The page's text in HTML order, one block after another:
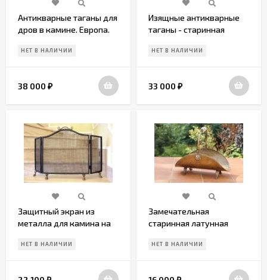
Антикварные таганы для
дров в камине. Европа.
НЕТ В НАЛИЧИИ
38 000 ₽
Изящные антикварные
таганы - старинная
камин. Франция. 19 век.
НЕТ В НАЛИЧИИ
33 000 ₽
Защитный экран из
металла для камина на
НЕТ В НАЛИЧИИ
Замечательная
старинная латунная
Начало 20 века.
НЕТ В НАЛИЧИИ